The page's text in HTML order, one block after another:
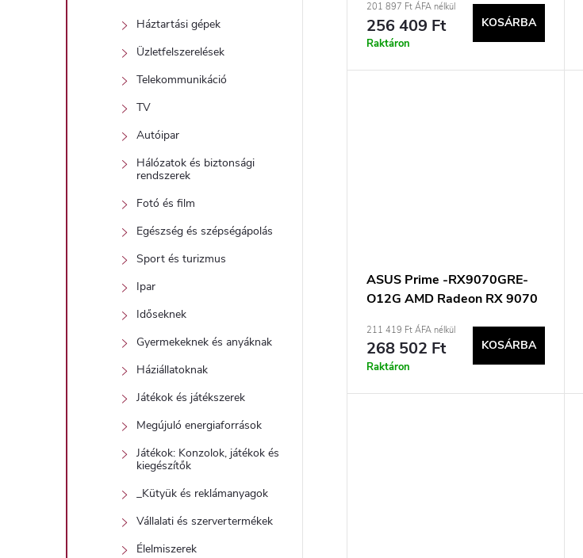
Háztartási gépek
Üzletfelszerelések
Telekommunikáció
TV
Autóipar
Hálózatok és biztonsági
rendszerek
Fotó és film
Egészség és szépségápolás
Sport és turizmus
Ipar
Időseknek
Gyermekeknek és anyáknak
Háziállatoknak
Játékok és játékszerek
Megújuló energiaforrások
Játékok: Konzolok, játékok és
kiegészítők
_Kütyük és reklámanyagok
Vállalati és szervertermékek
Élelmiszerek
201 897 Ft ÁFA nélkül
256 409 Ft
Raktáron
KOSÁRBA
ASUS Prime -RX9070GRE-
O12G AMD Radeon RX 9070
211 419 Ft ÁFA nélkül
268 502 Ft
Raktáron
KOSÁRBA